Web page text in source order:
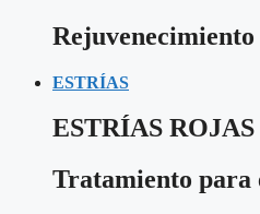
ESTRÍAS
ESTRÍAS ROJAS
Tratamiento para